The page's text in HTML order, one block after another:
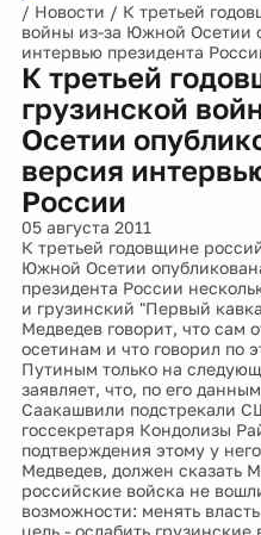
/ Новости / К третьей
войны из-за Южной Осетии
интервью президента
К третьей
грузинской
Осетии
версия
России
05 августа 2011
К третьей годовщине
Южной Осетии
президента России
и грузинский "Первый
Медведев говорит, что сам
осетинам и что говорил по
Путиным только на
заявляет, что, по его
Саакашвили подстрекали
госсекретаря Кондолизы
подтверждения этому у
Медведев, должен сказать
российские войска не
возможности: менять